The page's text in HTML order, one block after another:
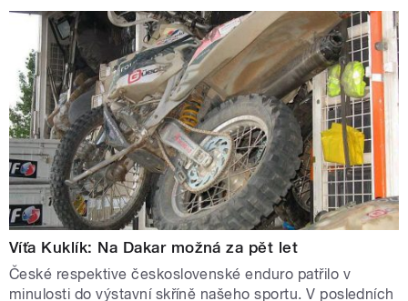
Víťa Kuklík: Na Dakar možná za pět let
České respektive československé enduro patřilo v
minulosti do výstavní skříně našeho sportu. V posledních